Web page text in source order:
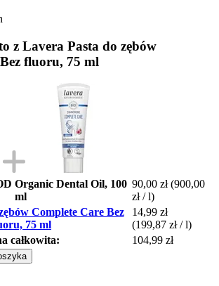
z Lavera Pasta do zębów
fluoru, 75 ml
Organic Dental Oil, 100
ml
90,00 zł (900,00
zł / l)
Complete Care Bez
75 ml
14,99 zł
(199,87 zł / l)
całkowita:
104,99 zł